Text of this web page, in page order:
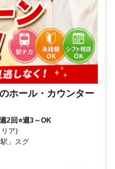
ホール・カウンター
2回⭐週3～OK
ア)
」スグ